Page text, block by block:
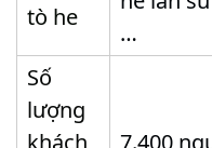
tò he
…
Số
lượng
khách
7.400